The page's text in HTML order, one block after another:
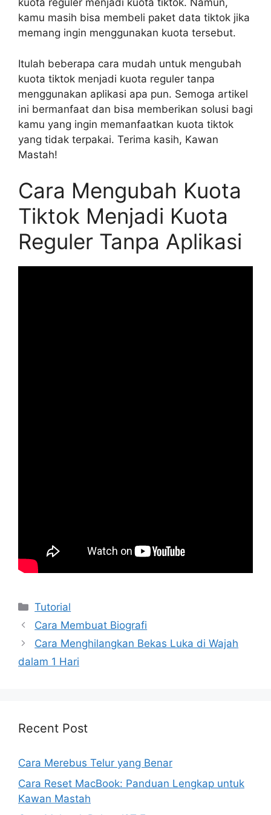
kuota reguler menjadi kuota tiktok. Namun,
kamu masih bisa membeli paket data tiktok jika
memang ingin menggunakan kuota tersebut.
Itulah beberapa cara mudah untuk mengubah
kuota tiktok menjadi kuota reguler tanpa
menggunakan aplikasi apa pun. Semoga artikel
ini bermanfaat dan bisa memberikan solusi bagi
kamu yang ingin memanfaatkan kuota tiktok
yang tidak terpakai. Terima kasih, Kawan
Mastah!
Cara Mengubah Kuota
Tiktok Menjadi Kuota
Reguler Tanpa Aplikasi
Kategori
Tutorial
Cara Membuat Biografi
Cara Menghilangkan Bekas Luka di Wajah
dalam 1 Hari
Recent Post
Cara Merebus Telur yang Benar
Cara Reset MacBook: Panduan Lengkap untuk
Kawan Mastah